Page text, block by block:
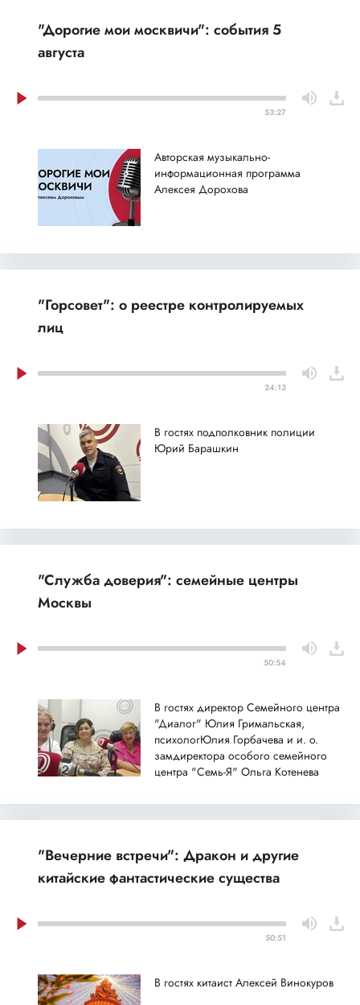
"Дорогие мои москвичи": события 5
августа
53:27
Авторская музыкально-
информационная программа
Алексея Дорохова
"Горсовет": о реестре контролируемых
лиц
24:13
В гостях подполковник полиции
Юрий Барашкин
"Служба доверия": семейные центры
Москвы
50:54
В гостях директор Семейного центра
"Диалог" Юлия Гримальская,
психологЮлия Горбачева и и. о.
замдиректора особого семейного
центра "Семь-Я" Ольга Котенева
"Вечерние встречи": Дракон и другие
китайские фантастические существа
50:51
В гостях китаист Алексей Винокуров